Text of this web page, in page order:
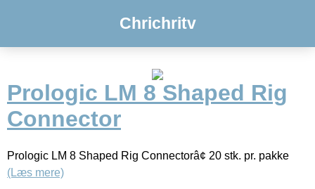
Chrichritv
Prologic LM 8 Shaped Rig
Connector
Prologic LM 8 Shaped Rig Connectorâ¢ 20 stk. pr. pakke
(Læs mere)